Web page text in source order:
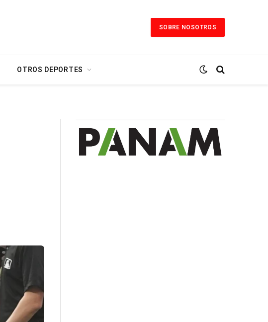
SOBRE NOSOTROS
OTROS DEPORTES